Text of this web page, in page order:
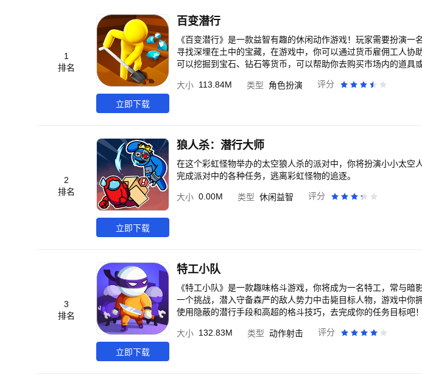
1
排名
立即下载
百变潜行
《百变潜行》是一款益智有趣的休闲动作游戏！玩家需要扮演一
寻找深埋在土中的宝藏，在游戏中，你可以通过货币雇佣工人协
可以挖掘到宝石、钻石等货币，可以帮助你去购买市场内的道具或者宠物！ 游戏特色： 1.休闲有趣。
喜。 2.创新玩法。创新有趣的玩法，带给玩家愉悦感和神秘感。
大小 113.84M 类型 角色扮演 评分
2
排名
立即下载
狼人杀：潜行大师
在这个彩虹怪物举办的太空狼人杀的派对中，你将扮演小小太空
完成派对中的各种任务，逃离彩虹怪物的追逐。
大小 0.00M 类型 休闲益智 评分
3
排名
立即下载
特工小队
《特工小队》是一款趣味格斗游戏，你将成为一名特工，常与
一个挑战，潜入守备森严的敌人势力中击毙目标人物，游戏中你
使用隐蔽的潜行手段和高超的格斗技巧，去完成你的任务目标吧！ 游戏玩点： 1.操作感十足，玩家操纵人物躲避敌人
好的完成暗杀任务。
大小 132.83M 类型 动作射击 评分